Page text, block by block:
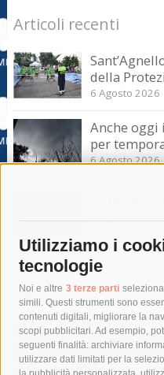
Utilizziamo i
tecnologie
Noi e altre 3 terze parti
simili. Questi strumenti sono
contenuti digitali, migliorare la
scopi pubblicitari. Ad esempio,
seguenti finalità: archiviare
utilizzare dati limitati per la
Articoli recenti
della
6 Agosto 2026
Anche oggi
per
6 Agosto 2026
Domani e
Napoli-
Tag
acqua allerta meteo
area marina protetta di